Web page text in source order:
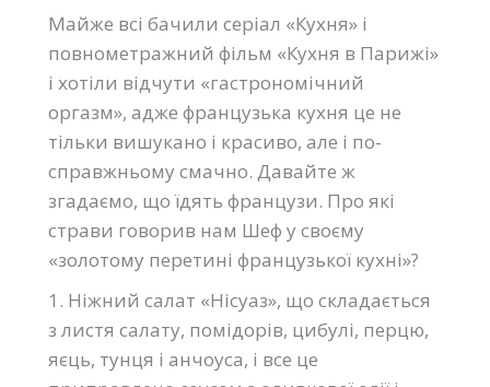
Майже всі бачили серіал «Кухня» і
повнометражний фільм «Кухня в Парижі»
і хотіли відчути «гастрономічний
оргазм», адже французька кухня це не
тільки вишукано і красиво, але і по-
справжньому смачно. Давайте ж
згадаємо, що їдять французи. Про які
страви говорив нам Шеф у своєму
«золотому перетині французької кухні»?
1. Ніжний салат «Нісуаз», що складається
з листя салату, помідорів, цибулі, перцю,
яєць, тунця і анчоуса, і все це